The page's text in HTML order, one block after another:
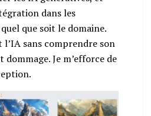
dans les
que soit le domaine.
sans comprendre son
Je m’efforce de